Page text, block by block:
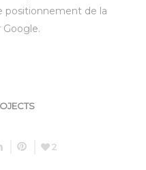
positionnement de la
Google.
2